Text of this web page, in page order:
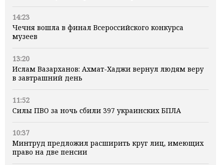
14:23
Чечня вошла в финал Всероссийского конкурса
музеев
13:20
Ислам Вазарханов: Ахмат-Хаджи вернул людям веру
в завтрашний день
11:52
Силы ПВО за ночь сбили 397 украинских БПЛА
10:37
Минтруд предложил расширить круг лиц, имеющих
право на две пенсии